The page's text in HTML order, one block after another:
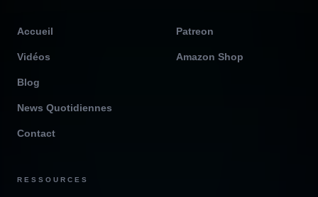
Accueil
Vidéos
Blog
News Quotidiennes
Contact
Patreon
Amazon Shop
RESSOURCES